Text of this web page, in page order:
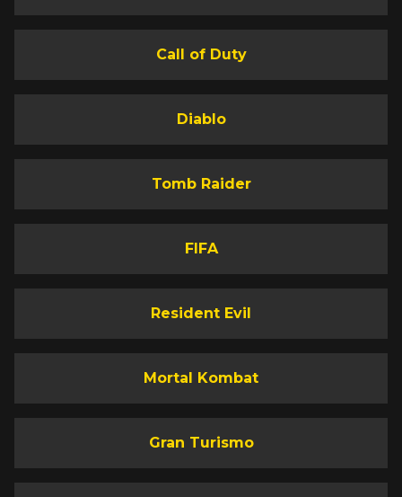
Call of Duty
Diablo
Tomb Raider
FIFA
Resident Evil
Mortal Kombat
Gran Turismo